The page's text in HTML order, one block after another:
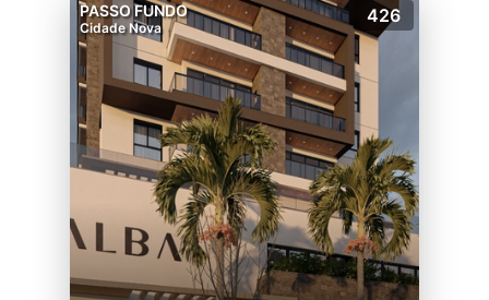
PASSO FUNDO
Cidade Nova
426